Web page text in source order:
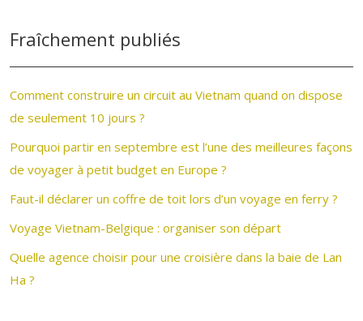
Fraîchement publiés
Comment construire un circuit au Vietnam quand on dispose
de seulement 10 jours ?
Pourquoi partir en septembre est l’une des meilleures façons
de voyager à petit budget en Europe ?
Faut-il déclarer un coffre de toit lors d’un voyage en ferry ?
Voyage Vietnam-Belgique : organiser son départ
Quelle agence choisir pour une croisière dans la baie de Lan
Ha ?